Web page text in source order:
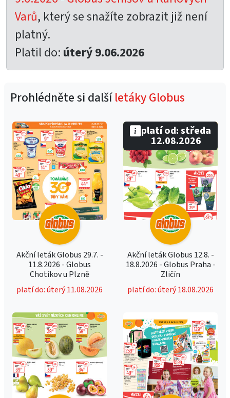
Varů, který se snažíte zobrazit již není
platný.
Platil do: úterý 9.06.2026
Prohlédněte si dalšíletáky Globus
Akční leták Globus 29.7. -
11.8.2026 - Globus
Chotíkov u Plzně
platí do: úterý 11.08.2026
Akční leták Globus 12.8. -
18.8.2026 - Globus Praha -
Zličín
platí do: úterý 18.08.2026
platí od: středa
12.08.2026